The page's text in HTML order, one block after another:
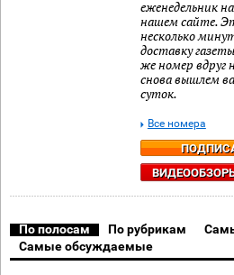
еженедельник
нашем сайте.
несколько
доставку
же номер вдруг
снова вышлем
суток.
Все номера
По полосам По рубрикам
Самые обсуждаемые